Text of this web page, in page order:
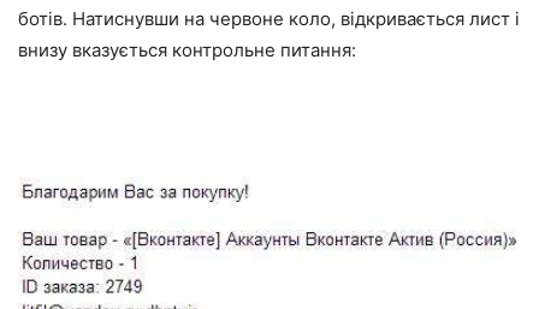
ботів. Натиснувши на червоне коло, відкривається лист і
внизу вказується контрольне питання: